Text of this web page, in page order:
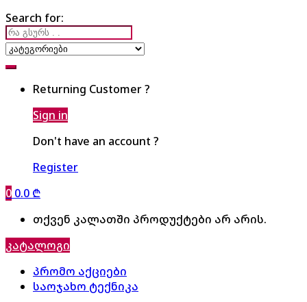
Search for:
Returning Customer ?
Sign in
Don't have an account ?
Register
0 0.0 ₾
თქვენ კალათში პროდუქტები არ არის.
კატალოგი
პრომო აქციები
საოჯახო ტექნიკა